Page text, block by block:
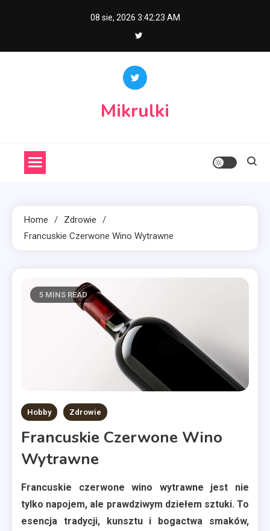
08 sie, 2026 3:42:23 AM
Mikrulki
Home
Zdrowie
Francuskie Czerwone Wino Wytrawne
5 MINS READ
Hobby Zdrowie
Francuskie Czerwone Wino
Wytrawne
Francuskie czerwone wino wytrawne jest nie
tylko napojem, ale prawdziwym dziełem sztuki. To
esencja tradycji, kunsztu i bogactwa smaków,